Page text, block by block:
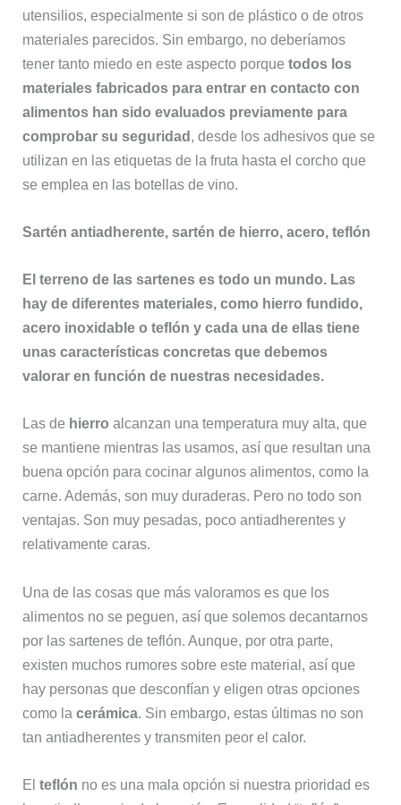
utensilios, especialmente si son de plástico o de otros
materiales parecidos. Sin embargo, no deberíamos
tener tanto miedo en este aspecto porque todos los
materiales fabricados para entrar en contacto con
alimentos han sido evaluados previamente para
comprobar su seguridad, desde los adhesivos que se
utilizan en las etiquetas de la fruta hasta el corcho que
se emplea en las botellas de vino.
Sartén antiadherente, sartén de hierro, acero, teflón
El terreno de las sartenes es todo un mundo. Las
hay de diferentes materiales, como hierro fundido,
acero inoxidable o teflón y cada una de ellas tiene
unas características concretas que debemos
valorar en función de nuestras necesidades.
Las de hierro alcanzan una temperatura muy alta, que
se mantiene mientras las usamos, así que resultan una
buena opción para cocinar algunos alimentos, como la
carne. Además, son muy duraderas. Pero no todo son
ventajas. Son muy pesadas, poco antiadherentes y
relativamente caras.
Una de las cosas que más valoramos es que los
alimentos no se peguen, así que solemos decantarnos
por las sartenes de teflón. Aunque, por otra parte,
existen muchos rumores sobre este material, así que
hay personas que desconfían y eligen otras opciones
como lacerámica. Sin embargo, estas últimas no son
tan antiadherentes y transmiten peor el calor.
Elteflón no es una mala opción si nuestra prioridad es